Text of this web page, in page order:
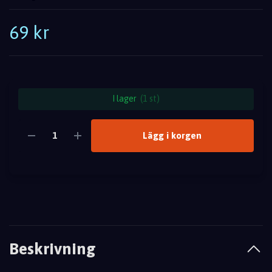
69 kr
I lager (1 st)
Lägg i korgen
Beskrivning